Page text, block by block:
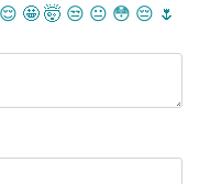
😌 🤩🤯 😒 😐 😳 😔 🌷